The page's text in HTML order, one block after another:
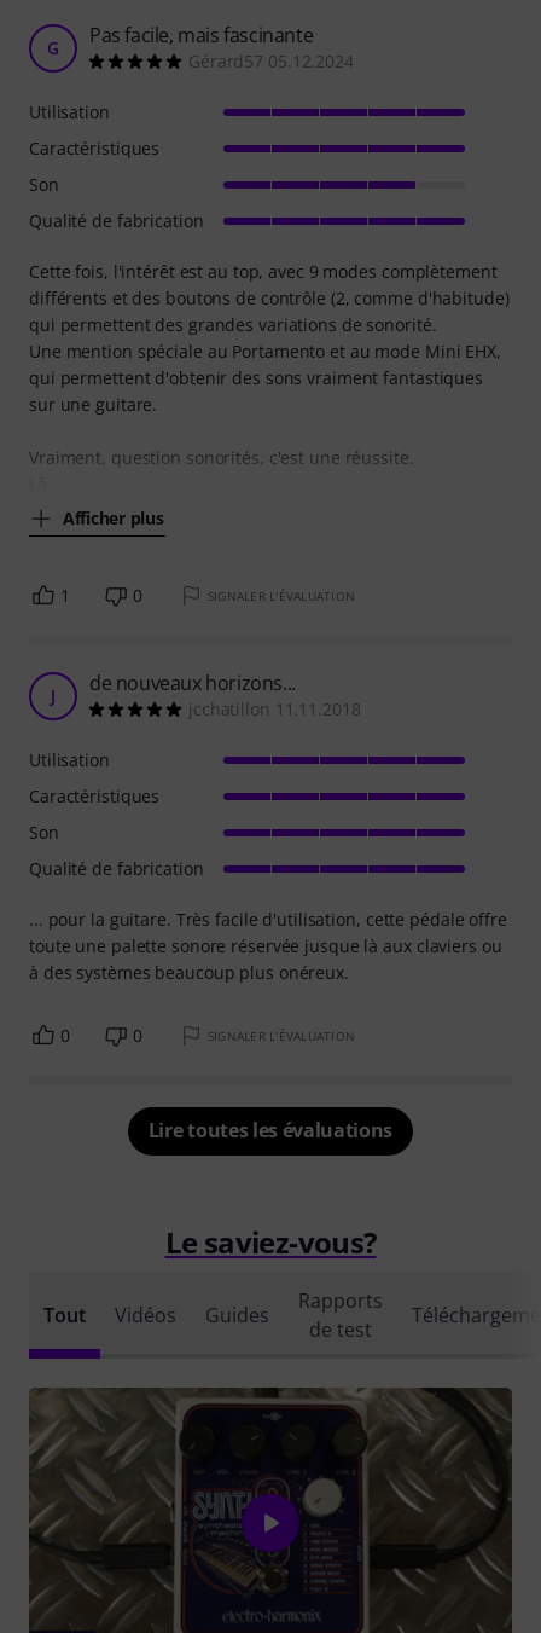
G Pas facile, mais fascinante
Gérard57 05.12.2024
Cette fois, l'intérêt est au top, avec 9 modes complètement
différents et des boutons de contrôle (2, comme d'habitude)
qui permettent des grandes variations de sonorité.
Une mention spéciale au Portamento et au mode Mini EHX,
qui permettent d'obtenir des sons vraiment fantastiques
sur une guitare.
Vraiment, question sonorités, c'est une réussite.
Afficher plus
Utilisation
Caractéristiques
Son
Qualité de fabrication
1 0 SIGNALER L'ÉVALUATION
J de nouveaux horizons...
jcchatillon 11.11.2018
... pour la guitare. Très facile d'utilisation, cette pédale offre
toute une palette sonore réservée jusque là aux claviers ou
à des systèmes beaucoup plus onéreux.
Utilisation
Caractéristiques
Son
Qualité de fabrication
0 0 SIGNALER L'ÉVALUATION
Lire toutes les évaluations
Le saviez-vous?
Tout Vidéos Guides
Rapports
de test